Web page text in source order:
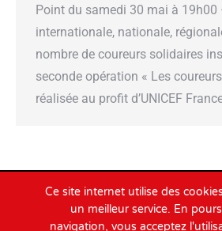
Point du samedi 30 mai à
internationale, nationale,
nombre de coureurs solidaires
seconde opération « Les
réalisée au profit d’UNICEF
Ingenieweb :Création &
Communication digitale
Ce site internet utilise des
un meilleur service. En
navigation, vous acceptez